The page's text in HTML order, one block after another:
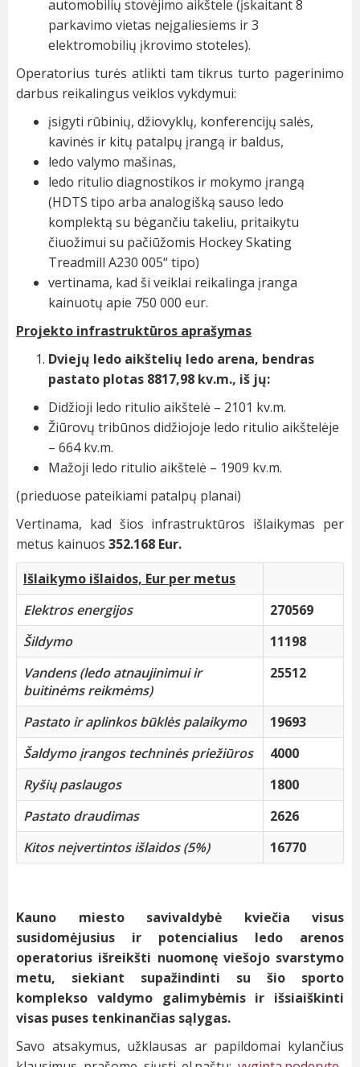
automobilių stovėjimo aikštele (įskaitant 8
parkavimo vietas neįgaliesiems ir 3
elektromobilių įkrovimo stoteles).
Operatorius turės atlikti tam tikrus turto pagerinimo
darbus reikalingus veiklos vykdymui:
įsigyti rūbinių, džiovyklų, konferencijų salės,
kavinės ir kitų patalpų įrangą ir baldus,
ledo valymo mašinas,
ledo ritulio diagnostikos ir mokymo įrangą
(HDTS tipo arba analogišką sauso ledo
komplektą su bėgančiu takeliu, pritaikytu
čiuožimui su pačiūžomis Hockey Skating
Treadmill A230 005“ tipo)
vertinama, kad ši veiklai reikalinga įranga
kainuotų apie 750 000 eur.
Projekto infrastruktūros aprašymas
Dviejų ledo aikštelių ledo arena, bendras
pastato plotas 8817,98 kv.m., iš jų:
Didžioji ledo ritulio aikštelė – 2101 kv.m.
Žiūrovų tribūnos didžiojoje ledo ritulio aikštelėje
– 664 kv.m.
Mažoji ledo ritulio aikštelė – 1909 kv.m.
(prieduose pateikiami patalpų planai)
Vertinama, kad šios infrastruktūros išlaikymas per
metus kainuos 352.168 Eur.
Išlaikymo išlaidos, Eur per metus
Elektros energijos
270569
Šildymo
11198
Vandens (ledo atnaujinimui ir
buitinėms reikmėms)
25512
Pastato ir aplinkos būklės palaikymo
19693
Šaldymo įrangos techninės priežiūros
4000
Ryšių paslaugos
1800
Pastato draudimas
2626
Kitos neįvertintos išlaidos (5%)
16770
Kauno miesto savivaldybė kviečia visus
susidomėjusius ir potencialius ledo arenos
operatorius išreikšti nuomonę viešojo svarstymo
metu, siekiant supažindinti su šio sporto
komplekso valdymo galimybėmis ir išsiaiškinti
visas puses tenkinančias sąlygas.
Savo atsakymus, užklausas ar papildomai kylančius